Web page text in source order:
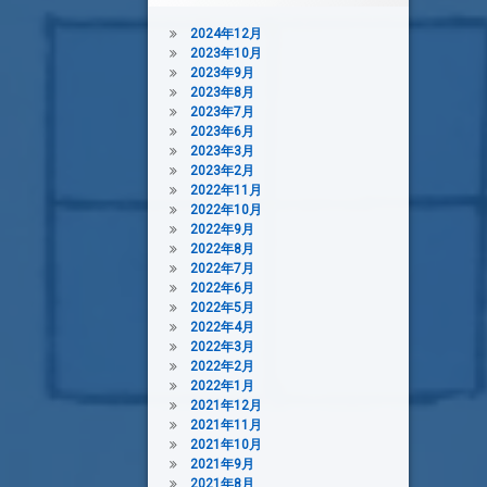
2024年12月
2023年10月
2023年9月
2023年8月
2023年7月
2023年6月
2023年3月
2023年2月
2022年11月
2022年10月
2022年9月
2022年8月
2022年7月
2022年6月
2022年5月
2022年4月
2022年3月
2022年2月
2022年1月
2021年12月
2021年11月
2021年10月
2021年9月
2021年8月